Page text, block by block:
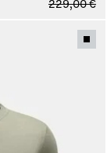
229,00 €